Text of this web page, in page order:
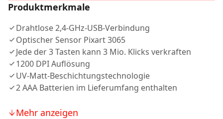
Produktmerkmale
Drahtlose 2,4-GHz-USB-Verbindung
Optischer Sensor Pixart 3065
Jede der 3 Tasten kann 3 Mio. Klicks verkraften
1200 DPI Auflösung
UV-Matt-Beschichtungstechnologie
2 AAА Batterien im Lieferumfang enthalten
Mehr anzeigen